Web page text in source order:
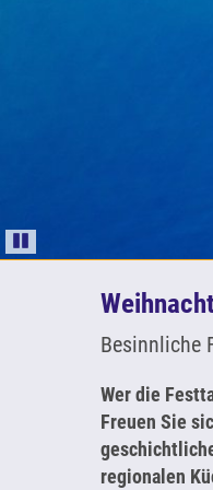
Besinnliche
Wer die
Freuen Sie
regionalen